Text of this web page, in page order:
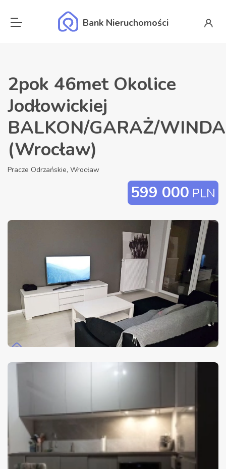
Bank Nieruchomości
2pok 46met Okolice
Jodłowickiej
BALKON/GARAŻ/WINDA
(Wrocław)
Pracze Odrzańskie, Wrocław
599 000 PLN